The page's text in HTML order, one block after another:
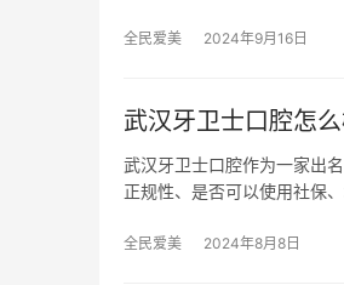
全民爱美 2024年9月16日
武汉牙卫士口腔怎
武汉牙卫士口腔作为一家出
正规性、是否可以使用社保
全民爱美 2024年8月8日